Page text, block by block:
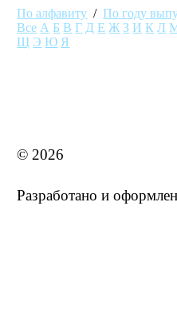
По алфавиту /По году
Все А Б В Г Д Е Ж З И К Л
Щ Э Ю Я
© 2026
Разработано и